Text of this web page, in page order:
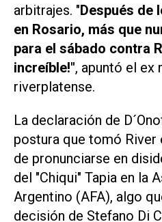
arbitrajes. "Después de
en Rosario, más que
para el sábado contra
increíble!", apuntó el ex
riverplatense.
La declaración de
postura que tomó
de pronunciarse en
del "Chiqui" Tapia en la
Argentino (AFA), algo
decisión de Stefano Di